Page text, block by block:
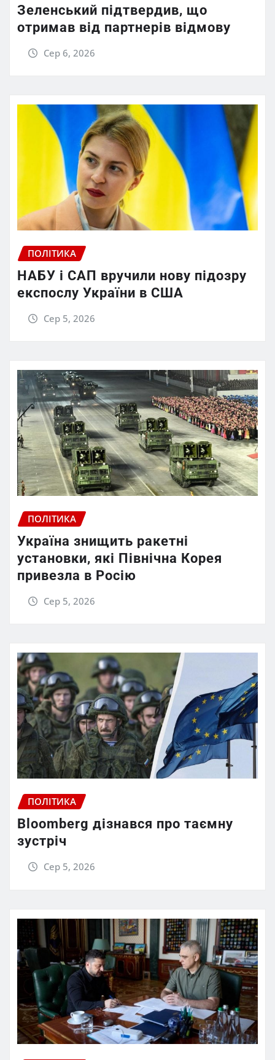
Зеленський підтвердив, що
отримав від партнерів відмову
Сер 6, 2026
ПОЛІТИКА
НАБУ і САП вручили нову підозру
експослу України в США
Сер 5, 2026
ПОЛІТИКА
Україна знищить ракетні
установки, які Північна Корея
привезла в Росію
Сер 5, 2026
ПОЛІТИКА
Bloomberg дізнався про таємну
зустріч
Сер 5, 2026